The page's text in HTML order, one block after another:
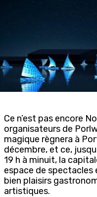
Ce n’est pas encore
organisateurs de
magique règnera à
décembre, et ce,
19 h à minuit, la
espace de spectacles
bien plaisirs
artistiques.